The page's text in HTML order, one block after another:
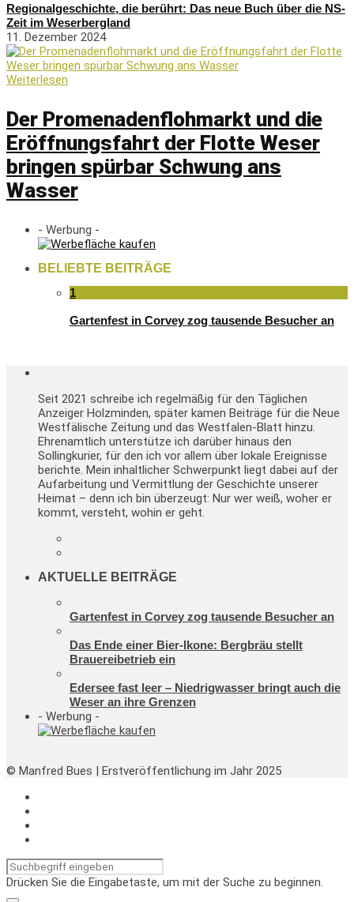
Regionalgeschichte, die berührt: Das neue Buch über die NS-
Zeit im Weserbergland
11. Dezember 2024
Weiterlesen
Der Promenadenflohmarkt und die
Eröffnungsfahrt der Flotte Weser
bringen spürbar Schwung ans
Wasser
- Werbung -
BELIEBTE BEITRÄGE
1
Gartenfest in Corvey zog tausende Besucher an
Seit 2021 schreibe ich regelmäßig für den Täglichen
Anzeiger Holzminden, später kamen Beiträge für die Neue
Westfälische Zeitung und das Westfalen-Blatt hinzu.
Ehrenamtlich unterstütze ich darüber hinaus den
Sollingkurier, für den ich vor allem über lokale Ereignisse
berichte. Mein inhaltlicher Schwerpunkt liegt dabei auf der
Aufarbeitung und Vermittlung der Geschichte unserer
Heimat – denn ich bin überzeugt: Nur wer weiß, woher er
kommt, versteht, wohin er geht.
AKTUELLE BEITRÄGE
Gartenfest in Corvey zog tausende Besucher an
Das Ende einer Bier-Ikone: Bergbräu stellt
Brauereibetrieb ein
Edersee fast leer – Niedrigwasser bringt auch die
Weser an ihre Grenzen
- Werbung -
© Manfred Bues | Erstveröffentlichung im Jahr 2025
Drücken Sie die Eingabetaste, um mit der Suche zu beginnen.